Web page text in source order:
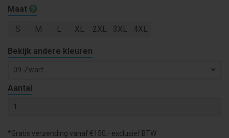
Maat
S M L XL 2XL 3XL 4XL
Bekijk andere kleuren
09-Zwart
Aantal
*Gratis verzending vanaf €150,- exclusief BTW